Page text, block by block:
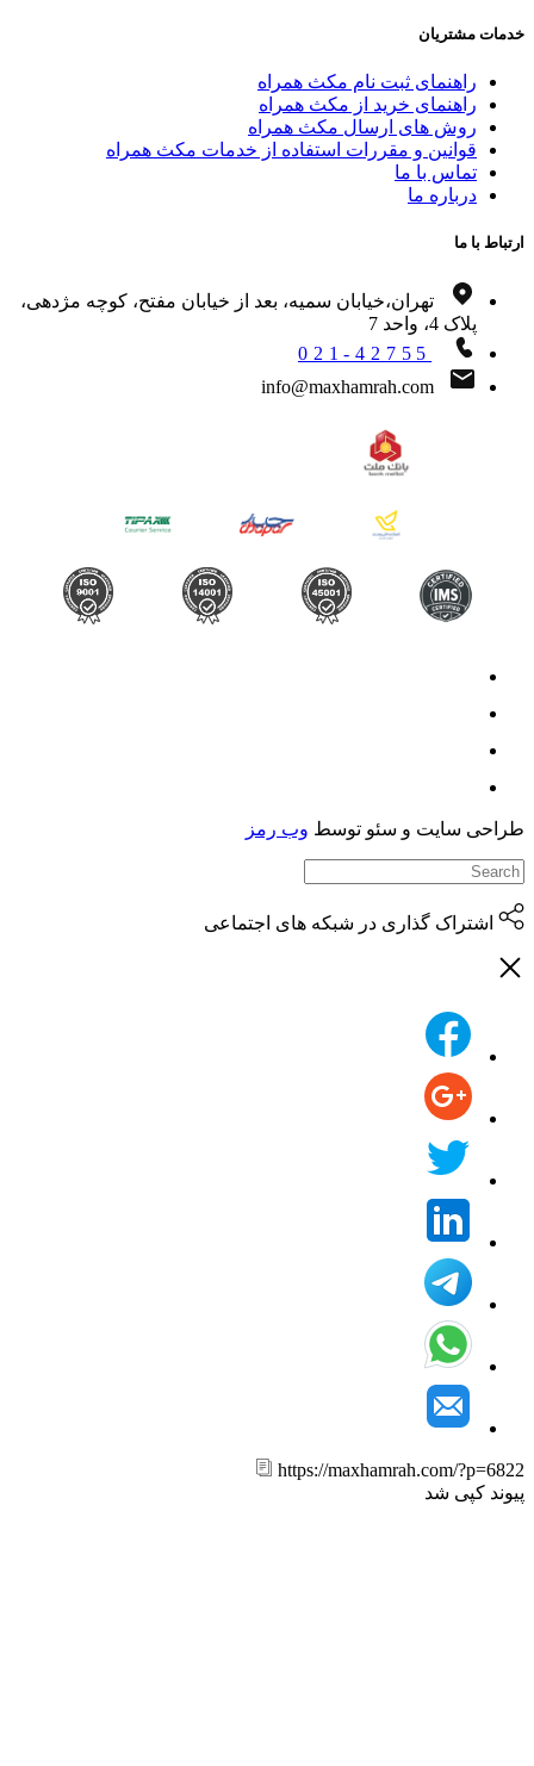
مشتریان
راهنمای ثبت نام مکث همراه
راهنمای خرید از مکث همراه
روش های ارسال مکث همراه
قوانین و مقررات استفاده از خدمات مکث همراه
تماس با ما
درباره ما
با ما
تهران،خیابان سمیه، بعد از خیابان مفتح، کوچه مژدهی،
پلاک 4، واحد 7
021-42755
info@maxhamrah.com
سایت و سئو توسطوب رمز
اشتراک گذاری در شبکه های اجتماعی
https://maxhamrah.com/
کپی شد